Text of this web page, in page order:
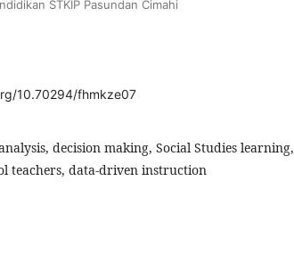
STKIP Pasundan Cimahi
10.70294/fhmkze07
decision making, Social Studies learning,
teachers, data-driven instruction